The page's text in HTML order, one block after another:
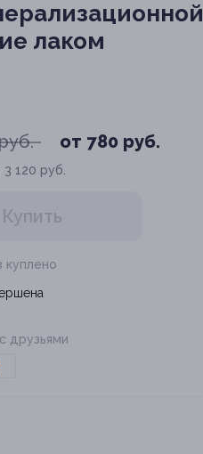
лаком
от 780 руб.
120 руб.
Купить
куплено
друзьями